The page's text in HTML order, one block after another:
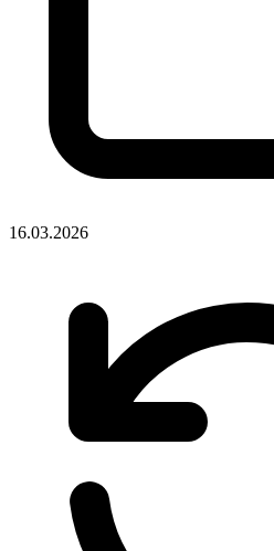
16.03.2026